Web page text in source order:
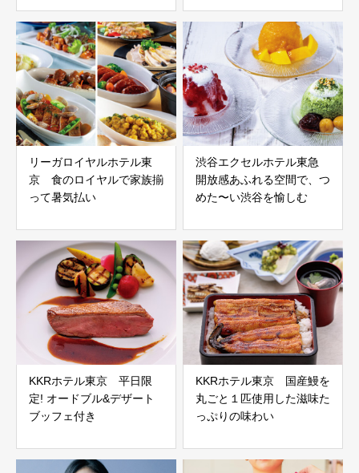
リーガロイヤルホテル東
京 食のロイヤルで家族揃
って暑気払い
渋谷エクセルホテル東急
開放感あふれる空間で、つ
めた〜い渋谷を愉しむ
KKRホテル東京 平日限
定! オードブル&デザート
ブッフェ付き
KKRホテル東京 国産鰻を
丸ごと１匹使用した滋味た
っぷりの味わい